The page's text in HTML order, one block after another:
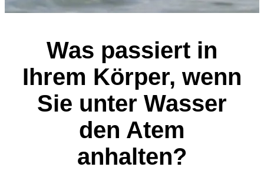
Was passiert in
Ihrem Körper, wenn
Sie unter Wasser
den Atem
anhalten?